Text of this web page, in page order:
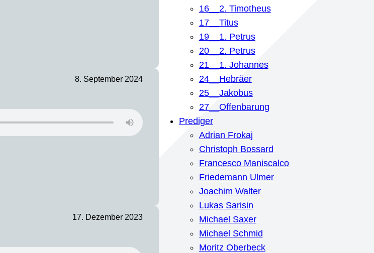
8. September 2024
17. Dezember 2023
16__2. Timotheus
17__Titus
19__1. Petrus
20__2. Petrus
21__1. Johannes
24__Hebräer
25__Jakobus
27__Offenbarung
Prediger
Adrian Frokaj
Christoph Bossard
Francesco Maniscalco
Friedemann Ulmer
Joachim Walter
Lukas Sarisin
Michael Saxer
Michael Schmid
Moritz Oberbeck